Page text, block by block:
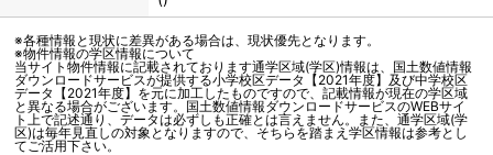
※各種情報と現状に差異がある場合は、現状優先となります。
※物件情報の学区情報について
当サイト物件情報に記載されております通学区域(学区)情報は、国土数値情報
ダウンロードサービスが提供する小学校区データ【2021年度】及び中学校区
データ【2021年度】を元に加工したものですので、記載情報が現在の学区域
と異なる場合がございます。国土数値情報ダウンロードサービスのWEBサイ
ト上で記述通り、データは必ずしも正確とは言えません。また、通学区域(学
区)は毎年見直しの対象となりますので、そちらを踏まえ学区情報は参考とし
てご活用下さい。